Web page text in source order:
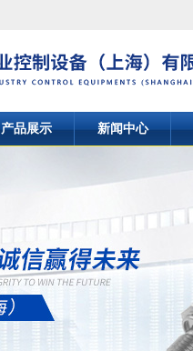
产品展示 新闻中心